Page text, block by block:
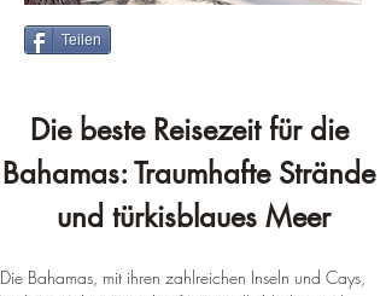
Teilen
Die beste Reisezeit für die
Bahamas: Traumhafte Strände
und türkisblaues Meer
Die Bahamas, mit ihren zahlreichen Inseln und Cays,